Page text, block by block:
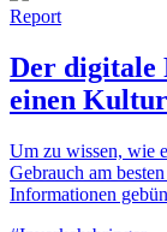
Report
Der digitale
einen
Um zu wissen, wie
Gebrauch am
Informationen